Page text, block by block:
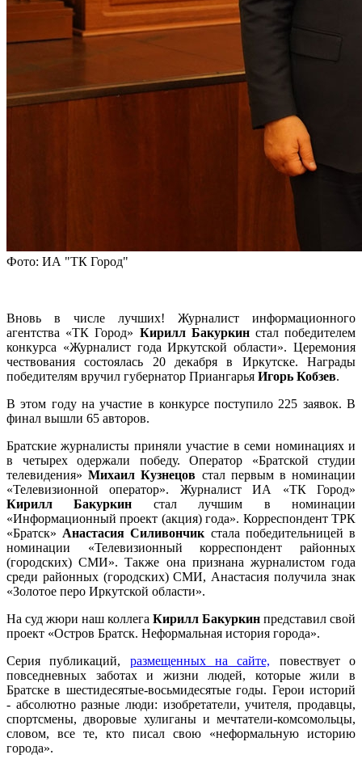
Фото: ИА "ТК Город"
Вновь в числе лучших! Журналист информационного
агентства «ТК Город» Кирилл Бакуркинстал победителем
конкурса «Журналист года Иркутской области». Церемония
чествования состоялась 20 декабря в Иркутске. Награды
победителям вручил губернатор Приангарья Игорь Кобзев.
В этом году на участие в конкурсе поступило 225 заявок. В
финал вышли 65 авторов.
Братские журналисты приняли участие в семи номинациях и
в четырех одержали победу. Оператор «Братской студии
телевидения»Михаил Кузнецов стал первым в номинации
«Телевизионной оператор». Журналист ИА «ТК Город»
Кирилл Бакуркин стал лучшим в номинации
«Информационный проект (акция) года». Корреспондент ТРК
«Братск» Анастасия Силивончик стала победительницей в
номинации «Телевизионный корреспондент районных
(городских) СМИ». Также она признана журналистом года
среди районных (городских) СМИ, Анастасия получила знак
«Золотое перо Иркутской области».
На суд жюри наш коллега Кирилл Бакуркин представил свой
проект «Остров Братск. Неформальная история города».
Серия публикаций, размещенных на сайте, повествует о
повседневных заботах и жизни людей, которые жили в
Братске в шестидесятые-восьмидесятые годы. Герои историй
- абсолютно разные люди: изобретатели, учителя, продавцы,
спортсмены, дворовые хулиганы и мечтатели-комсомольцы,
словом, все те, кто писал свою «неформальную историю
города».